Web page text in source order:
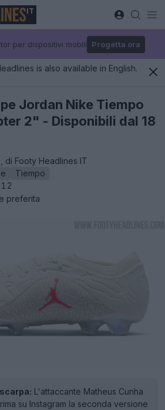
IT
per dispositivi mobili Progetta ora
is also available in English.
Jordan Nike Tiempo
2" - Disponibili dal 18
di Footy Headlines IT
Tiempo
12
preferita
L'attaccante Matheus Cunha
su Instagram la seconda versione